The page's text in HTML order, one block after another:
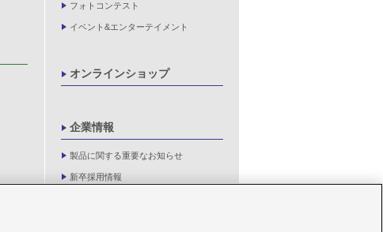
フォトコンテスト
イベント&エンターテイメント
オンラインショップ
企業情報
製品に関する重要なお知らせ
新卒採用情報